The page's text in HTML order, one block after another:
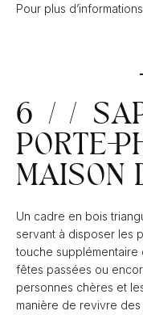
Pour plus
6 //
PORTE-
MAISON
Un cadre en bois
servant à disposer les
touche supplémentaire
fêtes passées ou
personnes chères et
manière de revivre